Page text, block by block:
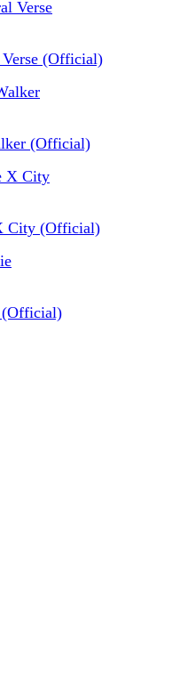
(Official)
(Official)
City (Official)
(Official)